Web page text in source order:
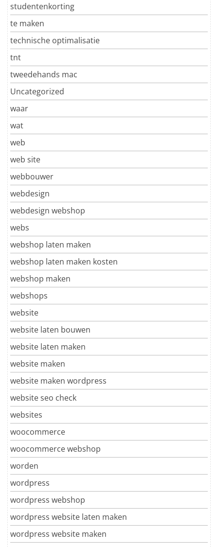
studentenkorting
te maken
technische optimalisatie
tnt
tweedehands mac
Uncategorized
waar
wat
web
web site
webbouwer
webdesign
webdesign webshop
webs
webshop laten maken
webshop laten maken kosten
webshop maken
webshops
website
website laten bouwen
website laten maken
website maken
website maken wordpress
website seo check
websites
woocommerce
woocommerce webshop
worden
wordpress
wordpress webshop
wordpress website laten maken
wordpress website maken